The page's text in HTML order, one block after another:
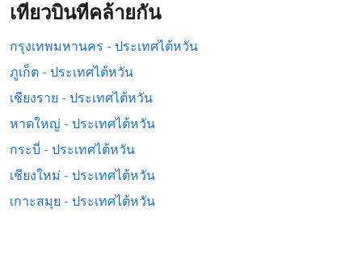
เที่ยวบินที่คล้ายกัน
กรุงเทพมหานคร - ประเทศไต้หวัน
ภูเก็ต - ประเทศไต้หวัน
เชียงราย - ประเทศไต้หวัน
หาดใหญ่ - ประเทศไต้หวัน
กระบี่ - ประเทศไต้หวัน
เชียงใหม่ - ประเทศไต้หวัน
เกาะสมุย - ประเทศไต้หวัน